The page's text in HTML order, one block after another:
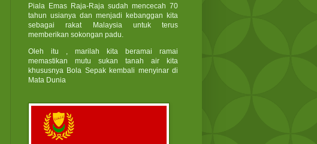
Piala Emas Raja-Raja sudah mencecah 70
tahun usianya dan menjadi kebanggan kita
sebagai rakat Malaysia untuk terus
memberikan sokongan padu.
Oleh itu , marilah kita beramai ramai
memastikan mutu sukan tanah air kita
khususnya Bola Sepak kembali menyinar di
Mata Dunia